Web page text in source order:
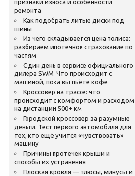
признаки износа и особенности
ремонта
Как подобрать литые диски под
шины
Из чего складывается цена полиса:
разбираем ипотечное страхование по
частям
Один день в сервисе официального
дилера SWM. Что происходит с
машиной, пока вы пьёте кофе
Кроссовер на трассе: что
происходит с комфортом и расходом
на дистанции 500+ км
Городской кроссовер за разумные
деньги. Тест первого автомобиля для
тех, кто ещё учится «чувствовать»
машину
Причины протечек крыши и
способы их устранения
Плоская кровля — плюсы, минусы и